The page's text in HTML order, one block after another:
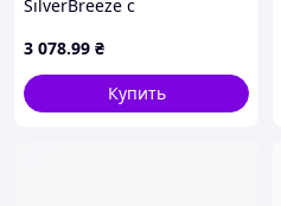
SilverBreeze с
(1975503) D1-2026
3 078.99 ₴
Купить